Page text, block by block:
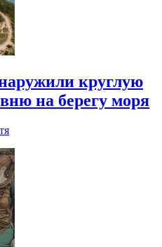
круглую
на берегу моря